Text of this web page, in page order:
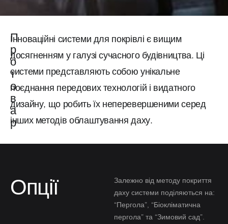
П
р
о
т
о
в
а
р
Інноваційні системи для покрівлі є вищим
досягненням у галузі сучасного будівництва. Ці
системи представляють собою унікальне
поєднання передових технологій і видатного
дизайну, що робить їх неперевершеними серед
інших методів облаштування даху.
Опції
Залежно від методу покриття
даху системи поділяються на:
“Пергола”, “Біокліматична
пергола” та “Зимовий сад”.